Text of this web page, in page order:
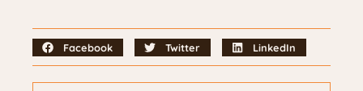
Facebook Twitter LinkedIn